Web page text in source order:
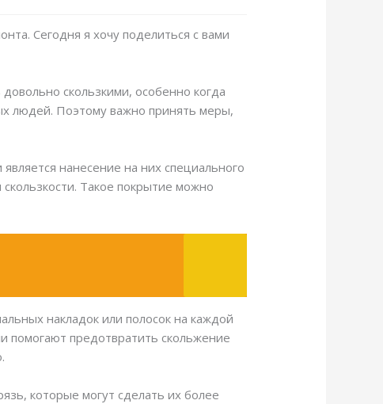
Сегодня я хочу поделиться с вами
скользкими, особенно когда
людей. Поэтому важно принять меры,
нанесение на них специального
Такое покрытие можно
накладок или полосок на каждой
помогают предотвратить скольжение
которые могут сделать их более